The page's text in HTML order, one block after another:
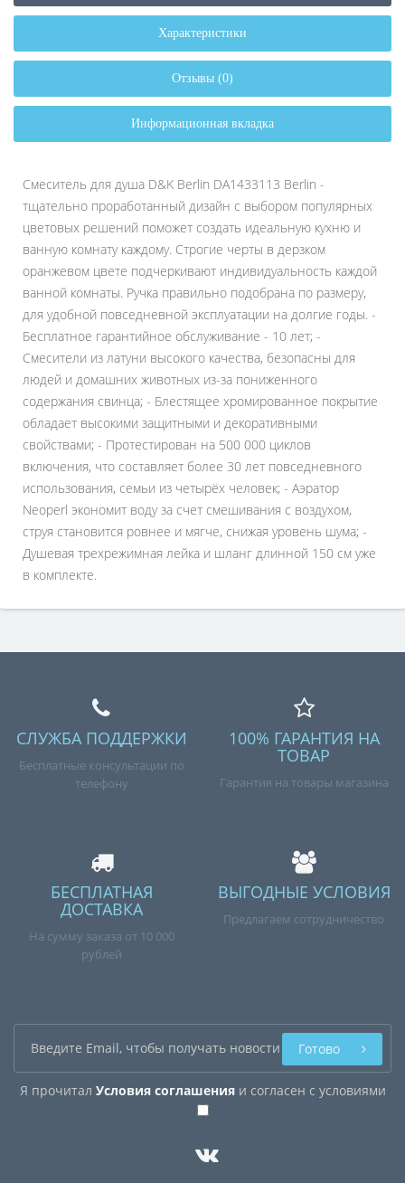
Характеристики
Отзывы (0)
Информационная вкладка
Смеситель для душа D&K Berlin DA1433113 Berlin -
тщательно проработанный дизайн с выбором популярных
цветовых решений поможет создать идеальную кухню и
ванную комнату каждому. Строгие черты в дерзком
оранжевом цвете подчеркивают индивидуальность каждой
ванной комнаты. Ручка правильно подобрана по размеру,
для удобной повседневной эксплуатации на долгие годы. -
Бесплатное гарантийное обслуживание - 10 лет; -
Смесители из латуни высокого качества, безопасны для
людей и домашних животных из-за пониженного
содержания свинца; - Блестящее хромированное покрытие
обладает высокими защитными и декоративными
свойствами; - Протестирован на 500 000 циклов
включения, что составляет более 30 лет повседневного
использования, семьи из четырёх человек; - Аэратор
Neoperl экономит воду за счет смешивания с воздухом,
струя становится ровнее и мягче, снижая уровень шума; -
Душевая трехрежимная лейка и шланг длинной 150 см уже
в комплекте.
СЛУЖБА ПОДДЕРЖКИ
Бесплатные консультации по
телефону
100% ГАРАНТИЯ НА
ТОВАР
Гарантия на товары магазина
БЕСПЛАТНАЯ
ДОСТАВКА
На сумму заказа от 10 000
рублей
ВЫГОДНЫЕ УСЛОВИЯ
Предлагаем сотрудничество
Я прочитал Условия соглашенияи согласен с условиями
Готово